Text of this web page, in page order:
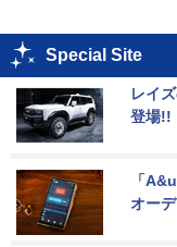
Special Site
レイ
登場!!
「
オー